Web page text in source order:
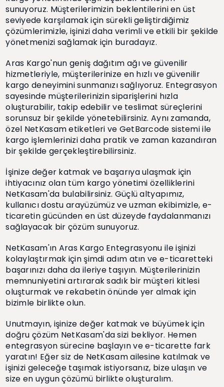
sunuyoruz. Müşterilerimizin beklentilerini en üst
seviyede karşılamak için sürekli geliştirdiğimiz
çözümlerimizle, işinizi daha verimli ve etkili bir şekilde
yönetmenizi sağlamak için buradayız.
Aras Kargo'nun geniş dağıtım ağı ve güvenilir
hizmetleriyle, müşterilerinize en hızlı ve güvenilir
kargo deneyimini sunmanızı sağlıyoruz. Entegrasyon
sayesinde müşterilerinizin siparişlerini hızla
oluşturabilir, takip edebilir ve teslimat süreçlerini
sorunsuz bir şekilde yönetebilirsiniz. Aynı zamanda,
özel NetKasam etiketleri ve GetBarcode sistemi ile
kargo işlemlerinizi daha pratik ve zaman kazandıran
bir şekilde gerçekleştirebilirsiniz.
İşinize değer katmak ve başarıya ulaşmak için
ihtiyacınız olan tüm kargo yönetimi özelliklerini
NetKasam'da bulabilirsiniz. Güçlü altyapımız,
kullanıcı dostu arayüzümüz ve uzman ekibimizle, e-
ticaretin gücünden en üst düzeyde faydalanmanızı
sağlayacak bir çözüm sunuyoruz.
NetKasam'ın Aras Kargo Entegrasyonu ile işinizi
kolaylaştırmak için şimdi adım atın ve e-ticaretteki
başarınızı daha da ileriye taşıyın. Müşterilerinizin
memnuniyetini artırarak sadık bir müşteri kitlesi
oluşturmak ve rekabetin önünde yer almak için
bizimle birlikte olun.
Unutmayın, işinize değer katmak ve büyümek için
doğru çözüm NetKasam'da sizi bekliyor. Hemen
entegrasyon sürecine başlayın ve e-ticarette fark
yaratın! Eğer siz de NetKasam ailesine katılmak ve
işinizi geleceğe taşımak istiyorsanız, bize ulaşın ve
size en uygun çözümü birlikte oluşturalım.